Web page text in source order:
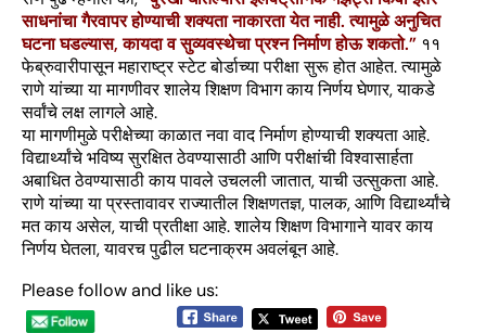
साधनांचा गैरवापर होण्याची शक्यता नाकारता येत नाही. त्यामुळे अनुचित
घटना घडल्यास, कायदा व सुव्यवस्थेचा प्रश्न निर्माण होऊ शकतो.” ११
फेब्रुवारीपासून महाराष्ट्र स्टेट बोर्डाच्या परीक्षा सुरू होत आहेत. त्यामुळे
राणे यांच्या या मागणीवर शालेय शिक्षण विभाग काय निर्णय घेणार, याकडे
सर्वांचे लक्ष लागले आहे.
या मागणीमुळे परीक्षेच्या काळात नवा वाद निर्माण होण्याची शक्यता आहे.
विद्यार्थ्यांचे भविष्य सुरक्षित ठेवण्यासाठी आणि परीक्षांची विश्वासार्हता
अबाधित ठेवण्यासाठी काय पावले उचलली जातात, याची उत्सुकता आहे.
राणे यांच्या या प्रस्तावावर राज्यातील शिक्षणतज्ञ, पालक, आणि विद्यार्थ्यांचे
मत काय असेल, याची प्रतीक्षा आहे. शालेय शिक्षण विभागाने यावर काय
निर्णय घेतला, यावरच पुढील घटनाक्रम अवलंबून आहे.
Please follow and like us: